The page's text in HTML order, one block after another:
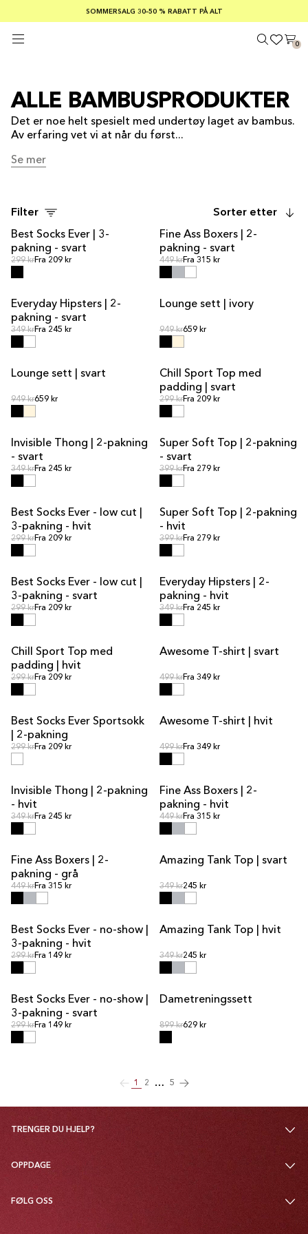
SOMMERSALG 30–50 % RABATT PÅ ALT
GRATIS FRAKT PÅ ORDRE OVER €100
TRYGGE BETALINGER MED KLARNA
0
ALLE BAMBUSPRODUKTER
Det er noe helt spesielt med undertøy laget av bambus.
Av erfaring vet vi at når du først...
Se mer
Filter
Sorter etter
Best Socks Ever | 3-
pakning - svart
Ordinær pris
299 krOrdinær pris
Fra 209 kr
Fine Ass Boxers | 2-
pakning - svart
Ordinær pris
449 krOrdinær pris
Fra 315 kr
SALG
Everyday Hipsters | 2-
pakning - svart
Ordinær pris
349 krOrdinær pris
Fra 245 kr
SALG
Lounge sett | ivory
Ordinær pris
949 krOrdinær pris
659 kr
SALG
Lounge sett | svart
Ordinær pris
949 krOrdinær pris
659 kr
SALG
Chill Sport Top med
padding | svart
Ordinær pris
299 krOrdinær pris
Fra 209 kr
SALG
Invisible Thong | 2-pakning
- svart
Ordinær pris
349 krOrdinær pris
Fra 245 kr
SALG
Super Soft Top | 2-pakning
- svart
Ordinær pris
399 krOrdinær pris
Fra 279 kr
Best Socks Ever - low cut |
3-pakning - hvit
Ordinær pris
299 krOrdinær pris
Fra 209 kr
SALG
Super Soft Top | 2-pakning
- hvit
Ordinær pris
399 krOrdinær pris
Fra 279 kr
Best Socks Ever - low cut |
3-pakning - svart
Ordinær pris
299 krOrdinær pris
Fra 209 kr
SALG
Everyday Hipsters | 2-
pakning - hvit
Ordinær pris
349 krOrdinær pris
Fra 245 kr
SALG
Chill Sport Top med
padding | hvit
Ordinær pris
299 krOrdinær pris
Fra 209 kr
Awesome T-shirt | svart
Ordinær pris
499 krOrdinær pris
Fra 349 kr
Best Socks Ever Sportsokk
| 2-pakning
Ordinær pris
299 krOrdinær pris
Fra 209 kr
Awesome T-shirt | hvit
Ordinær pris
499 krOrdinær pris
Fra 349 kr
SALG
Invisible Thong | 2-pakning
- hvit
Ordinær pris
349 krOrdinær pris
Fra 245 kr
Fine Ass Boxers | 2-
pakning - hvit
Ordinær pris
449 krOrdinær pris
Fra 315 kr
Fine Ass Boxers | 2-
pakning - grå
Ordinær pris
449 krOrdinær pris
Fra 315 kr
SALG
Amazing Tank Top | svart
Ordinær pris
349 krOrdinær pris
245 kr
Best Socks Ever - no-show |
3-pakning - hvit
Ordinær pris
299 krOrdinær pris
Fra 149 kr
SALG
Amazing Tank Top | hvit
Ordinær pris
349 krOrdinær pris
245 kr
Best Socks Ever - no-show |
3-pakning - svart
Ordinær pris
299 krOrdinær pris
Fra 149 kr
SALG
Dametreningssett
Ordinær pris
899 krOrdinær pris
629 kr
1 2 … 5
TRENGER DU HJELP?
OPPDAGE
FØLG OSS